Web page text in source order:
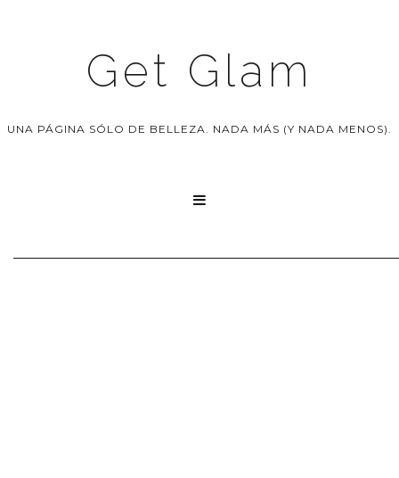
Get Glam
UNA PÁGINA SÓLO DE BELLEZA. NADA MÁS (Y NADA MENOS).
